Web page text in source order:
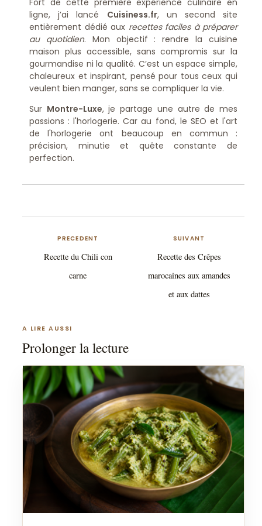
ligne, j’ai lancé Cuisiness.fr, un second site
entièrement dédié aux recettes faciles à préparer
au quotidien. Mon objectif : rendre la cuisine
maison plus accessible, sans compromis sur la
gourmandise ni la qualité. C’est un espace simple,
chaleureux et inspirant, pensé pour tous ceux qui
veulent bien manger, sans se compliquer la vie.
Sur Montre-Luxe, je partage une autre de mes
passions : l'horlogerie. Car au fond, le SEO et l'art
de l'horlogerie ont beaucoup en commun :
précision, minutie et quête constante de
perfection.
PRECEDENT
Recette du Chili con
carne
SUIVANT
Recette des Crêpes
marocaines aux amandes
et aux dattes
A LIRE AUSSI
Prolonger la lecture